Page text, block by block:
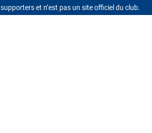
et n’est pas un site officiel du club.